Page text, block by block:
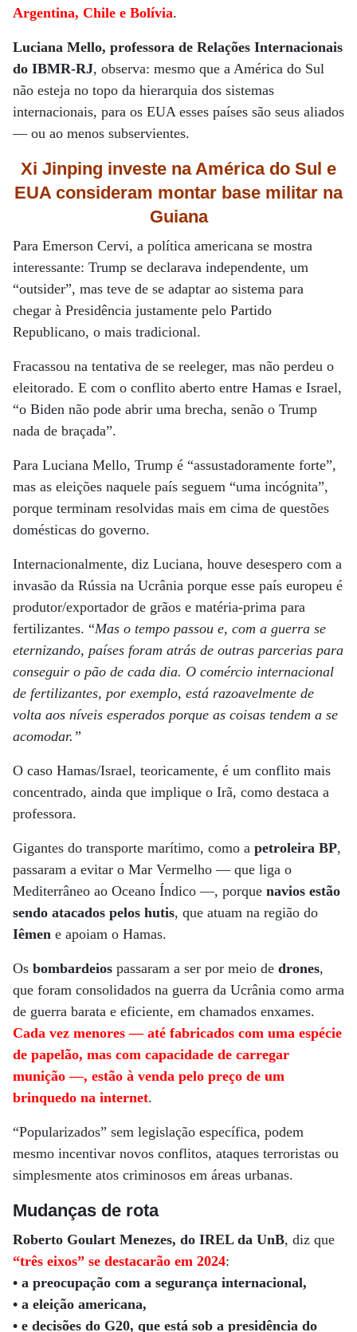
Argentina, Chile e Bolívia.
Luciana Mello, professora de Relações Internacionais
do IBMR-RJ, observa: mesmo que a América do Sul
não esteja no topo da hierarquia dos sistemas
internacionais, para os EUA esses países são seus aliados
— ou ao menos subservientes.
Xi Jinping investe na América do Sul e
EUA consideram montar base militar na
Guiana
Para Emerson Cervi, a política americana se mostra
interessante: Trump se declarava independente, um
“outsider”, mas teve de se adaptar ao sistema para
chegar à Presidência justamente pelo Partido
Republicano, o mais tradicional.
Fracassou na tentativa de se reeleger, mas não perdeu o
eleitorado. E com o conflito aberto entre Hamas e Israel,
“o Biden não pode abrir uma brecha, senão o Trump
nada de braçada”.
Para Luciana Mello, Trump é “assustadoramente forte”,
mas as eleições naquele país seguem “uma incógnita”,
porque terminam resolvidas mais em cima de questões
domésticas do governo.
Internacionalmente, diz Luciana, houve desespero com a
invasão da Rússia na Ucrânia porque esse país europeu é
produtor/exportador de grãos e matéria-prima para
fertilizantes. “Mas o tempo passou e, com a guerra se
eternizando, países foram atrás de outras parcerias para
conseguir o pão de cada dia. O comércio internacional
de fertilizantes, por exemplo, está razoavelmente de
volta aos níveis esperados porque as coisas tendem a se
acomodar.”
O caso Hamas/Israel, teoricamente, é um conflito mais
concentrado, ainda que implique o Irã, como destaca a
professora.
Gigantes do transporte marítimo, como a petroleira BP,
passaram a evitar o Mar Vermelho — que liga o
Mediterrâneo ao Oceano Índico —, porque navios estão
sendo atacados pelos hutis, que atuam na região do
Iêmen e apoiam o Hamas.
Os bombardeios passaram a ser por meio de drones,
que foram consolidados na guerra da Ucrânia como arma
de guerra barata e eficiente, em chamados enxames.
Cada vez menores — até fabricados com uma espécie
de papelão, mas com capacidade de carregar
munição —, estão à venda pelo preço de um
brinquedo na internet.
“Popularizados” sem legislação específica, podem
mesmo incentivar novos conflitos, ataques terroristas ou
simplesmente atos criminosos em áreas urbanas.
Mudanças de rota
Roberto Goulart Menezes, do IREL da UnB, diz que
“três eixos” se destacarão em 2024:
• a preocupação com a segurança internacional,
• a eleição americana,
• e decisões do G20, que está sob a presidência do